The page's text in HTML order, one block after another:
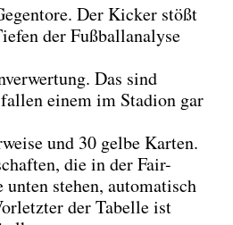
Der Kicker stößt
der Fuß­ball­ana­ly­se
Das sind
einem im Sta­di­on gar
und 30 gel­be Kar­ten.
die in der Fair-
unten ste­hen, auto­ma­tisch
der Tabel­le ist